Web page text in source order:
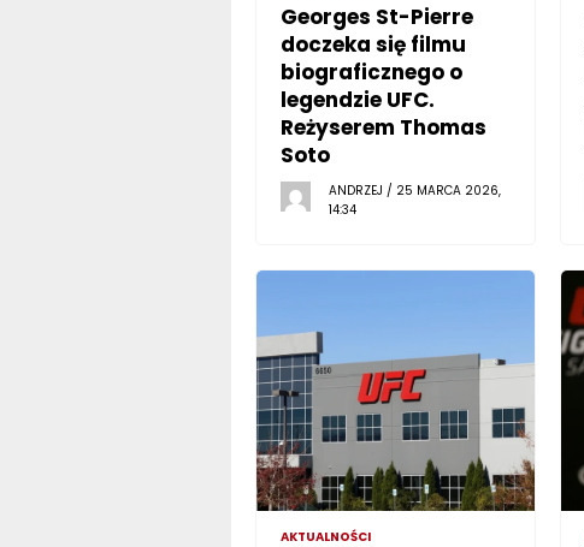
Georges St-Pierre
doczeka się filmu
biograficznego o
legendzie UFC.
Reżyserem Thomas
Soto
ANDRZEJ / 25 MARCA 2026,
14:34
AKTUALNOŚCI